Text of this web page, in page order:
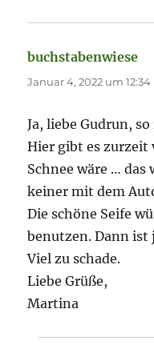
buchstabenwiese
Januar 4, 2022 um
Ja, liebe Gudrun,
Hier gibt es zurzeit
Schnee wäre … das
keiner mit dem
Die schöne Seife
benutzen. Dann ist
Viel zu schade.
Liebe Grüße,
Martina